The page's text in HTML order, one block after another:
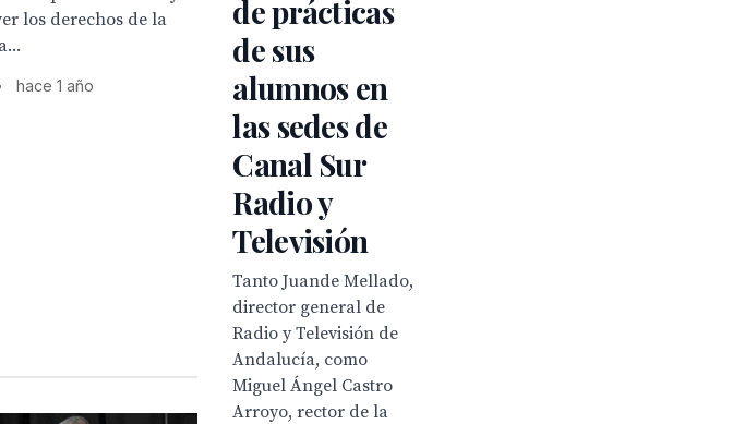
los derechos de la
hace 1 año
de prácticas
de sus
alumnos en
las sedes de
Canal Sur
Radio y
Televisión
Tanto Juande Mellado,
director general de
Radio y Televisión de
Andalucía, como
Miguel Ángel Castro
Arroyo, rector de la